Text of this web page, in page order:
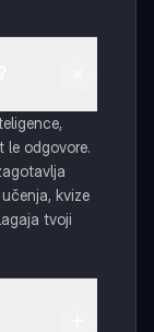
le odgovore.
kvize
tvoji